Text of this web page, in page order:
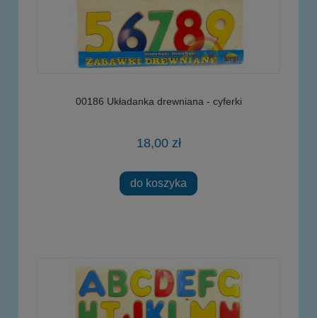
00186 Układanka drewniana - cyferki
18,00 zł
do koszyka